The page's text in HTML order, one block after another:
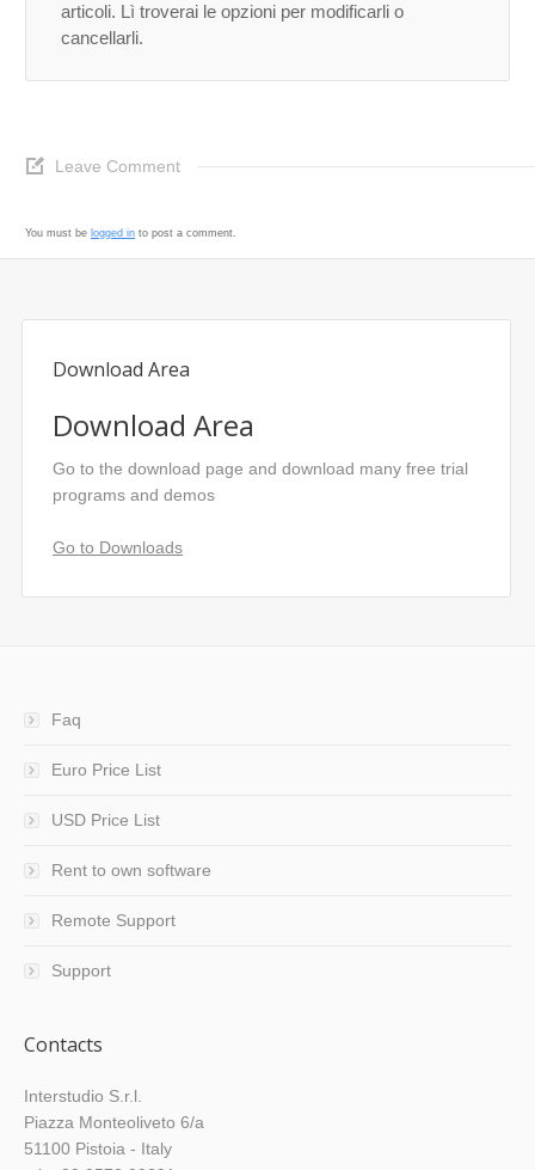
articoli. Lì troverai le opzioni per modificarli o
cancellarli.
Leave Comment
You must be logged in to post a comment.
Download Area
Download Area
Go to the download page and download many free trial
programs and demos
Go to Downloads
Faq
Euro Price List
USD Price List
Rent to own software
Remote Support
Support
Contacts
Interstudio S.r.l.
Piazza Monteoliveto 6/a
51100 Pistoia - Italy